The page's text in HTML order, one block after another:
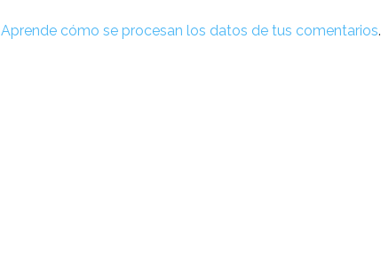
Aprende cómo se procesan los datos de tus comentarios.